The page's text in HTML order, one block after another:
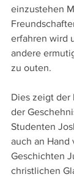
einzustehen
erfahren wird
andere
zu outen.
Dies zeigt der
der
Studenten
auch an Hand
Geschichten
christlichen